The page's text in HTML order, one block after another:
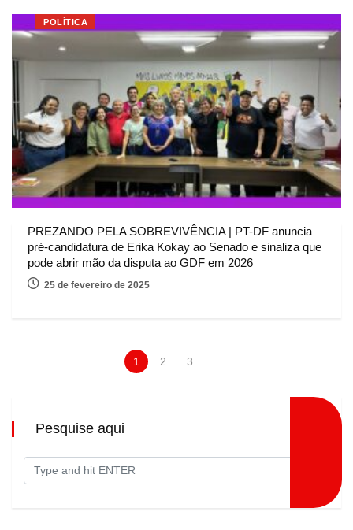
POLÍTICA
PREZANDO PELA SOBREVIVÊNCIA | PT-DF anuncia
pré-candidatura de Erika Kokay ao Senado e sinaliza que
pode abrir mão da disputa ao GDF em 2026
25 de fevereiro de 2025
1 2 3
Pesquise aqui